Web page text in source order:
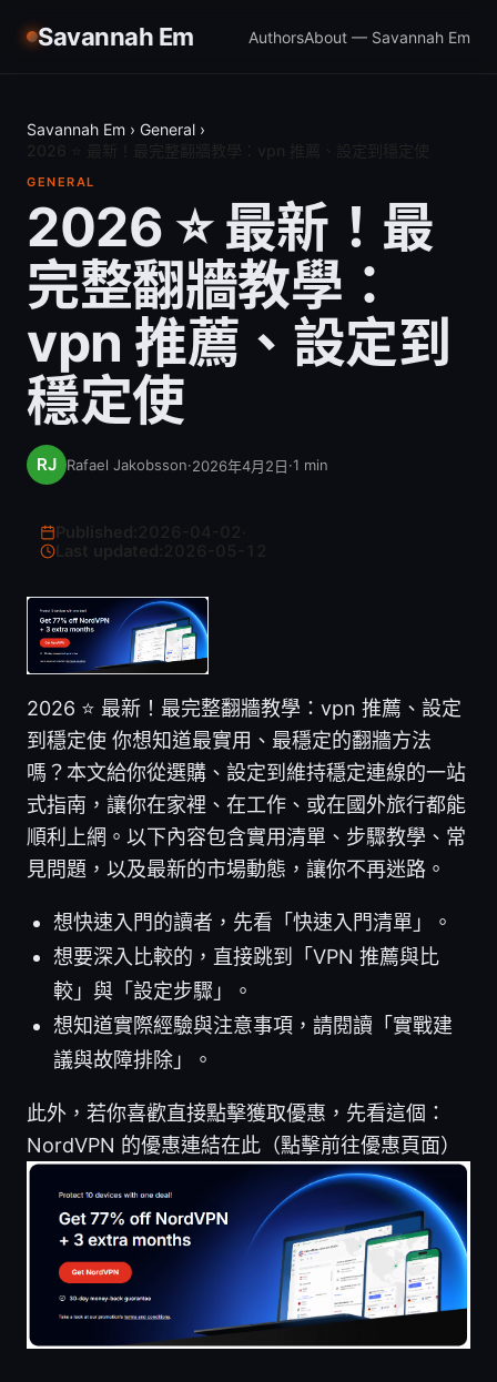
Savannah Em AuthorsAbout — Savannah Em
Savannah Em › General ›
GENERAL
2026 ⭐ 最新！最
完整翻牆教學：
vpn 推薦、設定到
穩定使
Rafael Jakobsson·2026年4月2日·1 min
Last updated:
2026 ⭐ 最新！最完整翻牆教學：vpn 推薦、設定
到穩定使 你想知道最實用、最穩定的翻牆方法
嗎？本文給你從選購、設定到維持穩定連線的一站
式指南，讓你在家裡、在工作、或在國外旅行都能
順利上網。以下內容包含實用清單、步驟教學、常
見問題，以及最新的市場動態，讓你不再迷路。
想快速入門的讀者，先看「快速入門清單」。
想要深入比較的，直接跳到「VPN 推薦與比
較」與「設定步驟」。
想知道實際經驗與注意事項，請閱讀「實戰建
議與故障排除」。
此外，若你喜歡直接點擊獲取優惠，先看這個：
NordVPN 的優惠連結在此（點擊前往優惠頁面）